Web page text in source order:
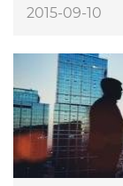
2015-09-10